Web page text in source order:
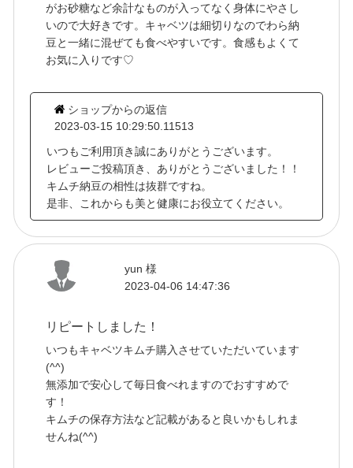
がお砂糖など余計なものが入ってなく身体にやさし
いので大好きです。キャベツは細切りなのでわら納
豆と一緒に混ぜても食べやすいです。食感もよくて
お気に入りです♡
ショップからの返信
2023-03-15 10:29:50.11513
いつもご利用頂き誠にありがとうございます。
レビューご投稿頂き、ありがとうございました！！
キムチ納豆の相性は抜群ですね。
是非、これからも美と健康にお役立てください。
yun 様
2023-04-06 14:47:36
リピートしました！
いつもキャベツキムチ購入させていただいています
(^^)
無添加で安心して毎日食べれますのでおすすめで
す！
キムチの保存方法など記載があると良いかもしれま
せんね(^^)